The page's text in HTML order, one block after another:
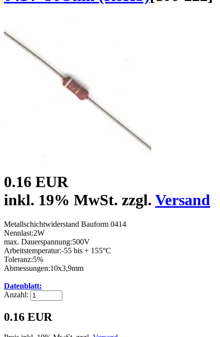
0.16 EUR
inkl. 19% MwSt. zzgl. Versand
Metallschichtwiderstand Bauform 0414
Nennlast:2W
max. Dauerspannung:500V
Arbeitstemperatur:-55 bis + 155°C
Toleranz:5%
Abmessungen:10x3,9mm
Datenblatt:
Anzahl:
0.16 EUR